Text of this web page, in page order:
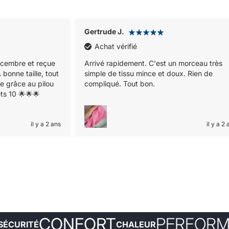
très
Rien de
il y a 2 ans
Pascale H.
Achat vérifié
la matière à l'air bien chaude pour l'hiver.
c'est parfait !
il y a 2
CONFORTCHALEUR